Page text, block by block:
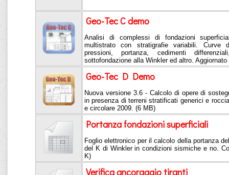
Geo-Tec C demo
Analisi di complessi di fondazioni
multistrato con stratigrafie variabili.
pressioni, portanza, cedimenti
sottofondazione alla Winkler ed altro.
Geo-Tec D Demo
Nuova versione 3.6 - Calcolo di opere di
in presenza di terreni stratificati generici e
e circolare 2009. (6 MB)
Portanza fondazioni superficiali
Foglio elettronico per il calcolo della portanza
del K di Winkler in condizioni sismiche e no.
K)
Verifica ancoraggio tiranti